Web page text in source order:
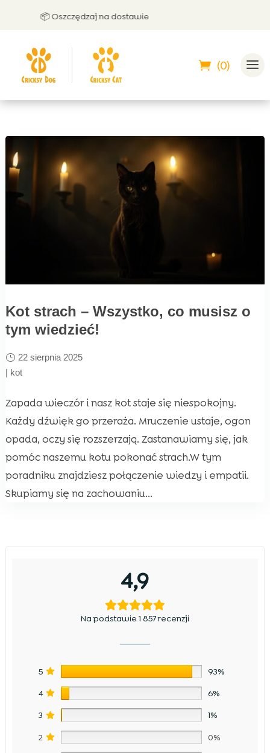
📦 Oszczędzaj na dostawie
(0)
Kot strach – Wszystko, co musisz o
tym wiedzieć!
22 sierpnia 2025
| kot
Zapada wieczór i nasz kot staje się niespokojny.
Każdy dźwięk go przeraża. Mruczenie ustaje, ogon
opada, oczy się rozszerzają. Zastanawiamy się, jak
pomóc naszemu kotu pokonać strach.W tym
poradniku znajdziesz połączenie wiedzy i empatii.
Skupiamy się na zachowaniu...
4,9
Na podstawie 1 857 recenzji
5 93%
4 6%
3 1%
2 0%